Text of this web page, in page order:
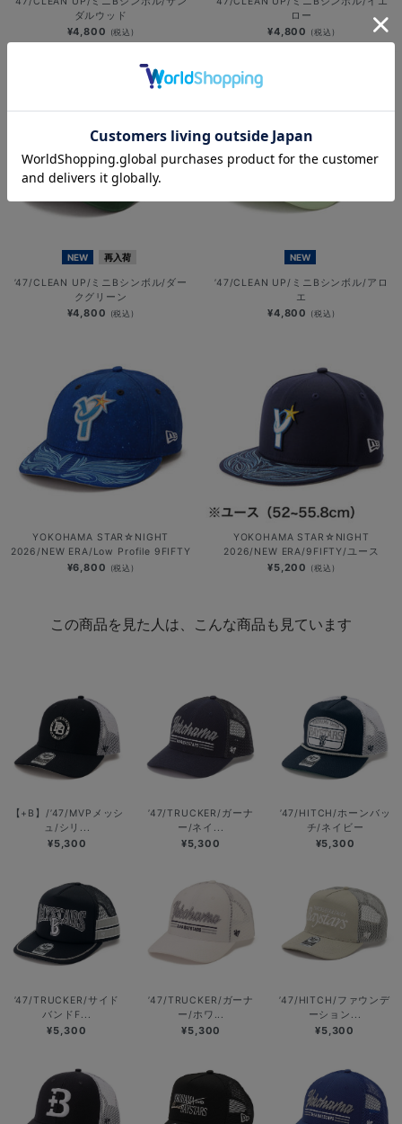
ダルウッド
¥4,800 (税込)
ロー
¥4,800 (税込)
NEW 再入荷
’47/CLEAN UP/ミニBシンボル/ダー
クグリーン
¥4,800 (税込)
NEW
’47/CLEAN UP/ミニBシンボル/アロ
エ
¥4,800 (税込)
YOKOHAMA STAR☆NIGHT
2026/NEW ERA/Low Profile 9FIFTY
¥6,800 (税込)
YOKOHAMA STAR☆NIGHT
2026/NEW ERA/9FIFTY/ユース
¥5,200 (税込)
この商品を見た人は、こんな商品も見ています
【+B】/’47/MVPメッシ
ュ/シリ...
¥5,300
’47/TRUCKER/ガーナ
ー/ネイ...
¥5,300
’47/HITCH/ホーンバッ
チ/ネイビー
¥5,300
’47/TRUCKER/サイド
バンドF...
¥5,300
’47/TRUCKER/ガーナ
ー/ホワ...
¥5,300
’47/HITCH/ファウンデ
ーション...
¥5,300